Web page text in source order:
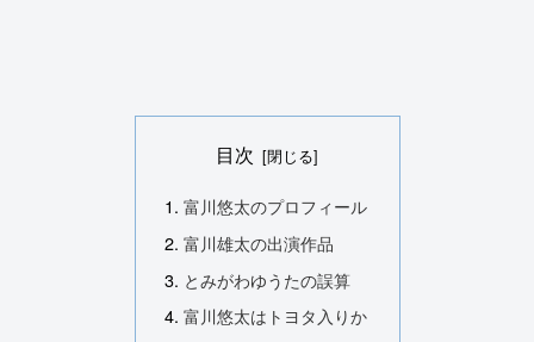
目次
富川悠太のプロフィール
富川雄太の出演作品
とみがわゆうたの誤算
富川悠太はトヨタ入りか